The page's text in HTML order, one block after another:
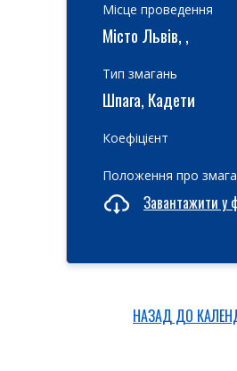
Місце проведення
Місто Львів, ,
Тип змагань
Шпага, Кадети
Коефіцієнт
Положення про
Завантажити у
НАЗАД ДО